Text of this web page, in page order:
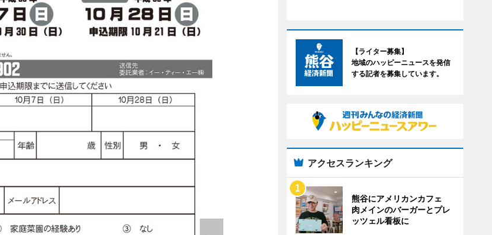
【ライター募集】
地域のハッピーニュースを発信
する記者を募集しています。
アクセスランキング
熊谷にアメリカンカフェ
肉メインのバーガーとプレ
ッツェル看板に